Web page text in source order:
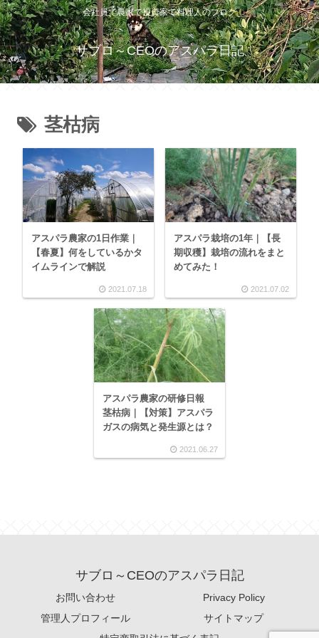
会社員で農家で投資家で料理人のブログ
サブロ～CEOのアスパラ日記
茎枯病
アスパラ農家の1日作業｜
【春夏】何をしているかタ
イムラインで解説
2021.07.18
アスパラ栽培の1年｜【長
期収穫】栽培の流れをまと
めてみた！
2021.07.02
アスパラ農家の研修日報
茎枯病｜【対策】アスパラ
ガスの病気と発生源とは？
2021.06.27
サブロ～CEOのアスパラ日記
お問い合わせ
Privacy Policy
管理人プロフィール
サイトマップ